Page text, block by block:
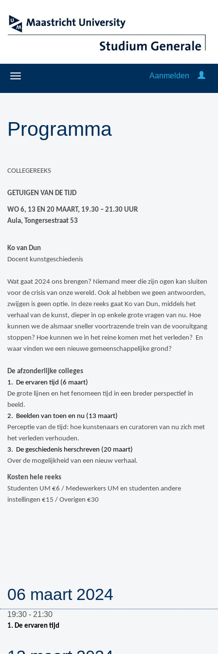
Aanmelden
Programma
COLLEGEREEKS
GETUIGEN VAN DE TIJD
WO 6, 13 EN 20 MAART, 19.30 – 21.30 UUR
Aula, Tongersestraat 53
Ko van Dun
Docent kunstgeschiedenis
Wat gaat 2024 ons brengen? Niemand meer die zijn ogen kan sluiten
voor de crisis van onze wereld. Ook al hebben we geen antwoorden,
zwijgen is geen optie. In deze reeks gaat Ko van Dun, middels het
verhaal van de kunst, dieper in op enkele grote vragen van nu. Hoe
kunnen we de alsmaar sneller voortrazende trein van de vooruitgang
stoppen? Hoe kunnen we in het reine komen met het verleden? En
waar vinden we een nieuwe gemeenschappelijke grond?
De afzonderlijke colleges
1. De ervaren tijd (6 maart)
De grote lijnen en het fenomeen tijd in een breder perspectief in
beeld.
2. Beelden van toen en nu (13 maart)
Perceptie van de tijd: hoe kunstenaars en curatoren van nu zich met
het verleden verhouden.
3. De geschiedenis herschreven (20 maart)
Over de mogelijkheid van een nieuw verhaal.
Kosten hele reeks
Studenten UM €6 / Medewerkers UM en studenten andere
instellingen €15 / Overigen €30
06 maart 2024
19:30 - 21:30
1. De ervaren tijd